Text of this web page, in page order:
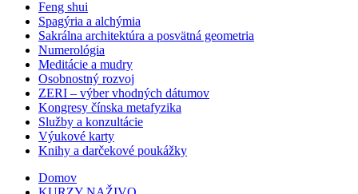
Feng shui
Spagýria a alchýmia
Sakrálna architektúra a posvätná geometria
Numerológia
Meditácie a mudry
Osobnostný rozvoj
ZERI – výber vhodných dátumov
Kongresy čínska metafyzika
Služby a konzultácie
Výukové karty
Knihy a darčekové poukážky
Domov